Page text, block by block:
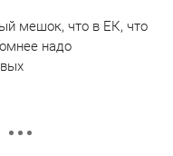
мешок, что в ЕК, что
надо